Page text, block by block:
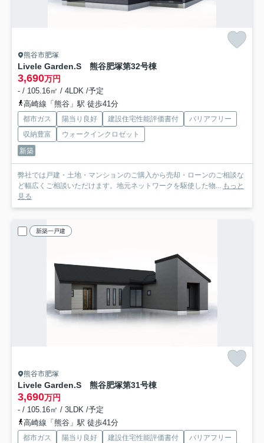
熊谷市肥塚
Livele Garden.S 熊谷肥塚第32号棟
3,690万円
- / 105.16㎡ / 4LDK /予定
高崎線「熊谷」駅 徒歩41分
都市ガス 陽当り良好 建設住宅性能評価書付
バリアフリー
収納豊富
ウォークインクロゼット
新築
弊社では戸建・土地・マンションのご購入から売却・ローンのご相談な
ど幅広くご相談いただけます。地元ネットワークを駆使した物... もっと
見る
新築一戸建
熊谷市肥塚
Livele Garden.S 熊谷肥塚第31号棟
3,690万円
- / 105.16㎡ / 3LDK /予定
高崎線「熊谷」駅 徒歩41分
都市ガス 陽当り良好 建設住宅性能評価書付
バリアフリー